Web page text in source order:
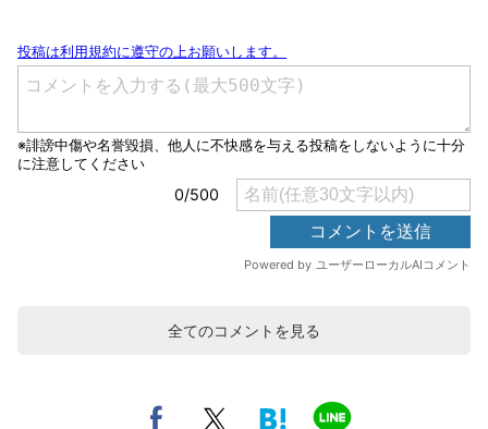
全てのコメントを見る